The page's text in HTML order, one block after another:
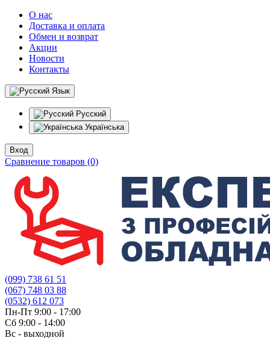
О нас
Доставка и оплата
Обмен и возврат
Акции
Новости
Контакты
Язык
Русский
Українська
Вход
Сравнение товаров (0)
(099) 738 61 51
(067) 748 03 88
(0532) 612 073
Пн-Пт 9:00 - 17:00
Сб 9:00 - 14:00
Вс - выходной